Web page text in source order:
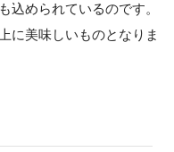
込められているのです。
に美味しいものとなりま